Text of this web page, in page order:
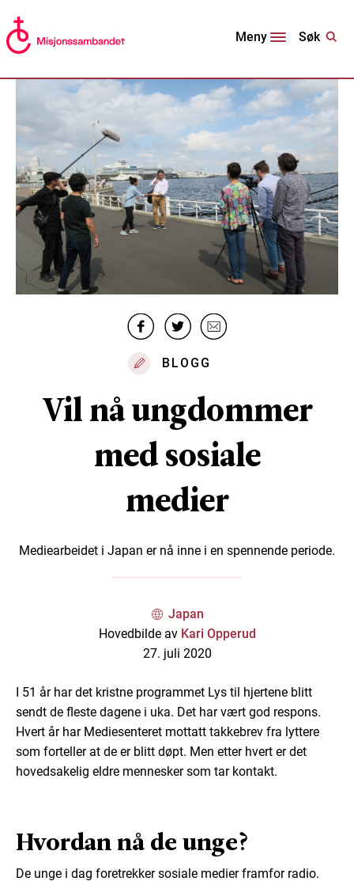
Meny Søk
BLOGG
Vil nå ungdommer
med sosiale
medier
Mediearbeidet i Japan er nå inne i en spennende periode.
Japan
Hovedbilde av Kari Opperud
27. juli 2020
I 51 år har det kristne programmet Lys til hjertene blitt
sendt de fleste dagene i uka. Det har vært god respons.
Hvert år har Mediesenteret mottatt takkebrev fra lyttere
som forteller at de er blitt døpt. Men etter hvert er det
hovedsakelig eldre mennesker som tar kontakt.
Hvordan nå de unge?
De unge i dag foretrekker sosiale medier framfor radio.